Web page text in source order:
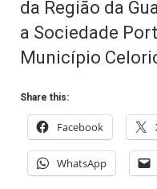
da Região da
a Sociedade
Município
Share this:
Facebook
WhatsApp